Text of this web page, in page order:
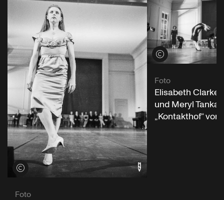
Credits öffnen
Foto
Credits öffnen
Foto
Elisabeth
und Meryl
„Kontakthof“